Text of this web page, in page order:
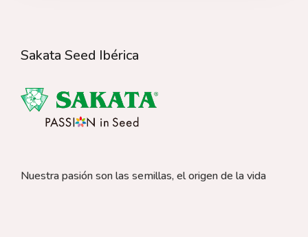
Sakata Seed Ibérica
Nuestra pasión son las semillas, el origen de la vida